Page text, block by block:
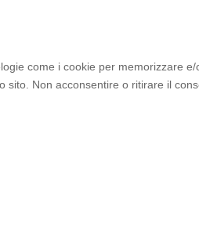
come i cookie per memorizzare
Non acconsentire o ritirare il